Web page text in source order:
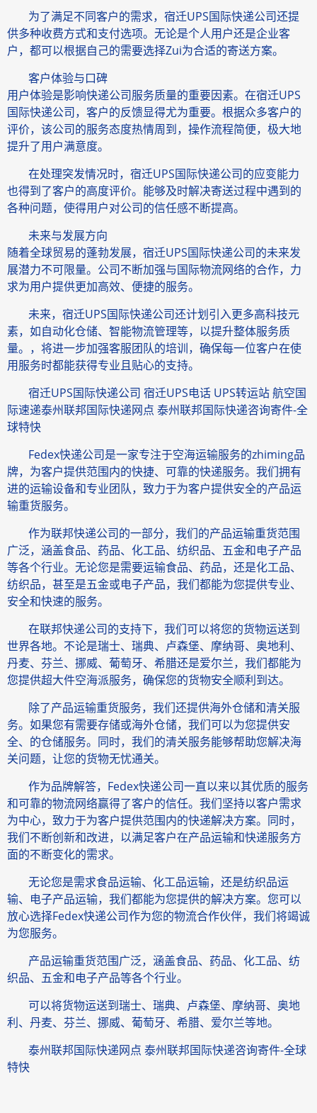
为了满足不同客户的需求，宿迁UPS国际快递公司还提
供多种收费方式和支付选项。无论是个人用户还是企业客
户，都可以根据自己的需要选择Zui为合适的寄送方案。
客户体验与口碑
用户体验是影响快递公司服务质量的重要因素。在宿迁UPS
国际快递公司，客户的反馈显得尤为重要。根据众多客户的
评价，该公司的服务态度热情周到，操作流程简便，极大地
提升了用户满意度。
在处理突发情况时，宿迁UPS国际快递公司的应变能力
也得到了客户的高度评价。能够及时解决寄送过程中遇到的
各种问题，使得用户对公司的信任感不断提高。
未来与发展方向
随着全球贸易的蓬勃发展，宿迁UPS国际快递公司的未来发
展潜力不可限量。公司不断加强与国际物流网络的合作，力
求为用户提供更加高效、便捷的服务。
未来，宿迁UPS国际快递公司还计划引入更多高科技元
素，如自动化仓储、智能物流管理等，以提升整体服务质
量。，将进一步加强客服团队的培训，确保每一位客户在使
用服务时都能获得专业且贴心的支持。
宿迁UPS国际快递公司 宿迁UPS电话 UPS转运站 航空国
际速递泰州联邦国际快递网点 泰州联邦国际快递咨询寄件-全
球特快
Fedex快递公司是一家专注于空海运输服务的zhiming品
牌，为客户提供范围内的快捷、可靠的快递服务。我们拥有
进的运输设备和专业团队，致力于为客户提供安全的产品运
输重货服务。
作为联邦快递公司的一部分，我们的产品运输重货范围
广泛，涵盖食品、药品、化工品、纺织品、五金和电子产品
等各个行业。无论您是需要运输食品、药品，还是化工品、
纺织品，甚至是五金或电子产品，我们都能为您提供专业、
安全和快速的服务。
在联邦快递公司的支持下，我们可以将您的货物运送到
世界各地。不论是瑞士、瑞典、卢森堡、摩纳哥、奥地利、
丹麦、芬兰、挪威、葡萄牙、希腊还是爱尔兰，我们都能为
您提供超大件空海派服务，确保您的货物安全顺利到达。
除了产品运输重货服务，我们还提供海外仓储和清关服
务。如果您有需要存储或海外仓储，我们可以为您提供安
全、的仓储服务。同时，我们的清关服务能够帮助您解决海
关问题，让您的货物无忧通关。
作为品牌解答，Fedex快递公司一直以来以其优质的服务
和可靠的物流网络赢得了客户的信任。我们坚持以客户需求
为中心，致力于为客户提供范围内的快递解决方案。同时，
我们不断创新和改进，以满足客户在产品运输和快递服务方
面的不断变化的需求。
无论您是需求食品运输、化工品运输，还是纺织品运
输、电子产品运输，我们都能为您提供的解决方案。您可以
放心选择Fedex快递公司作为您的物流合作伙伴，我们将竭诚
为您服务。
产品运输重货范围广泛，涵盖食品、药品、化工品、纺
织品、五金和电子产品等各个行业。
可以将货物运送到瑞士、瑞典、卢森堡、摩纳哥、奥地
利、丹麦、芬兰、挪威、葡萄牙、希腊、爱尔兰等地。
泰州联邦国际快递网点 泰州联邦国际快递咨询寄件-全球
特快